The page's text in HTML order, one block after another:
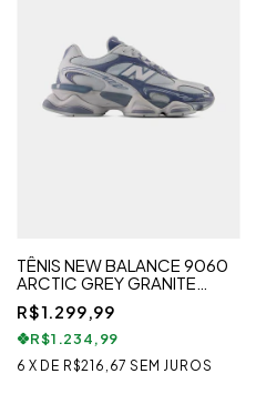
TÊNIS NEW BALANCE 9060
ARCTIC GREY GRANITE
FEMININO
R$1.299,99
R$1.234,99
6 X DE R$216,67 SEM JUROS